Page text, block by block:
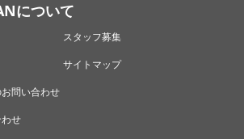
について
スタッフ募集
サイトマップ
問い合わせ
せ